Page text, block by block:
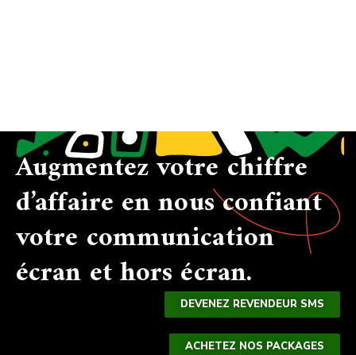
Augmentez votre chiffre
d’affaire en nous confiant
votre communication
écran et hors écran.
DEVENEZ REVENDEUR SMS
ACHETEZ NOS PACKAGES